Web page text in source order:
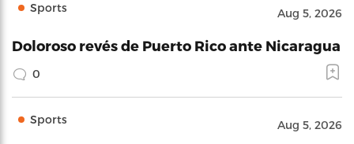
Sports Aug 5, 2026
Doloroso revés de Puerto Rico ante Nicaragua
0
Sports Aug 5, 2026